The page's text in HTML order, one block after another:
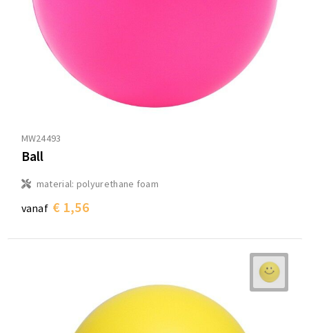
MW24493
Ball
material: polyurethane foam
vanaf € 1,56